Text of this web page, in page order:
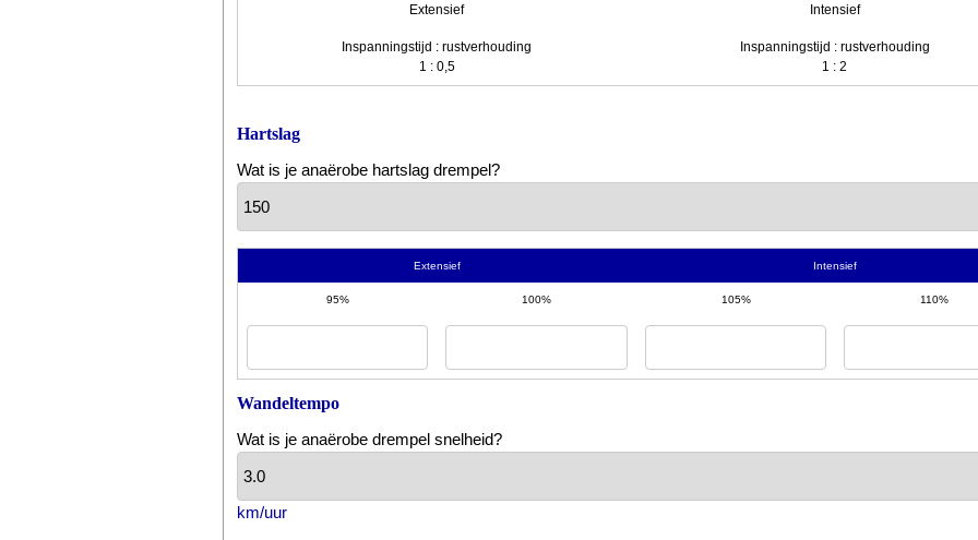
Extensief Intensief
Inspanningstijd : rustverhouding
1 : 0,5
Inspanningstijd : rustverhouding
1 : 2
Hartslag
Wat is je anaërobe hartslag drempel?
Extensief Intensief
95% 100% 105% 110%
Wandeltempo
Wat is je anaërobe drempel snelheid?
km/uur